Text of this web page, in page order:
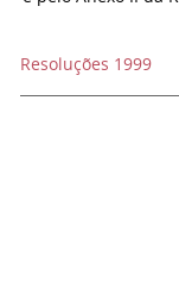
Resoluções 1999